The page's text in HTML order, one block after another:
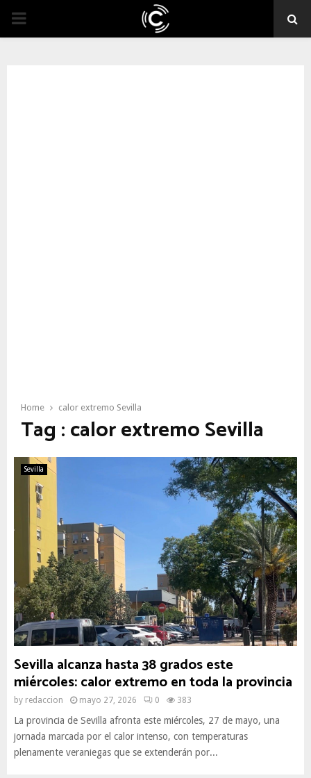
PRIMARY
Home calor extremo Sevilla
Tag : calor extremo Sevilla
Sevilla
Sevilla alcanza hasta 38 grados este
miércoles: calor extremo en toda la provincia
by redaccion mayo 27, 2026 0 383
La provincia de Sevilla afronta este miércoles, 27 de mayo, una
jornada marcada por el calor intenso, con temperaturas
plenamente veraniegas que se extenderán por...